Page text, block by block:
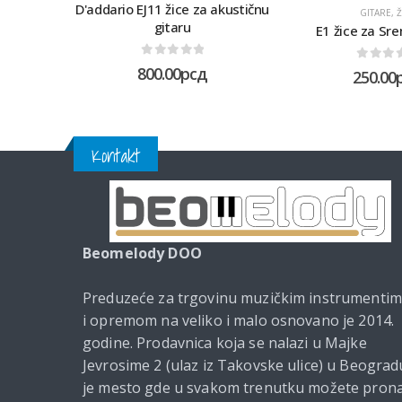
D'addario EJ11 žice za akustičnu
gitaru
800.00рсд
GITARE,
E1 žice za
250.00
Kontakt
Beomelody DOO
Preduzeće za trgovinu muzičkim
i opremom na veliko i malo osnovano je 2014.
godine. Prodavnica koja se nalazi u Majke
Jevrosime 2 (ulaz iz Takovske ulice) u
je mesto gde u svakom trenutku možete